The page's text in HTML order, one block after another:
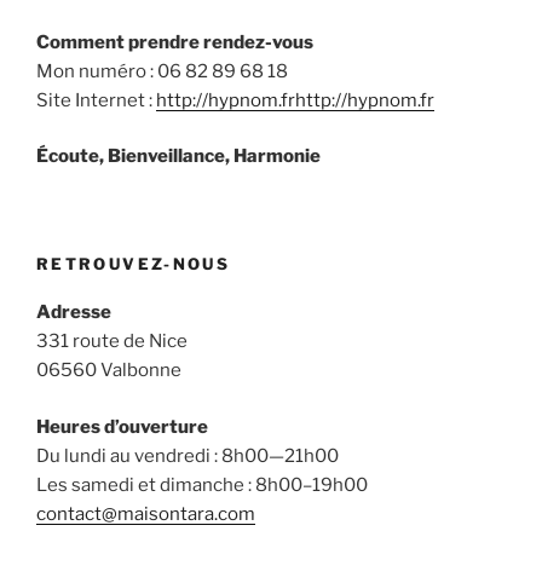
Comment prendre rendez-vous
Mon numéro : 06 82 89 68 18
Site Internet : http://hypnom.frhttp://hypnom.fr
Écoute, Bienveillance, Harmonie
RETROUVEZ-NOUS
Adresse
331 route de Nice
06560 Valbonne
Heures d’ouverture
Du lundi au vendredi : 8h00—21h00
Les samedi et dimanche : 8h00–19h00
contact@maisontara.com